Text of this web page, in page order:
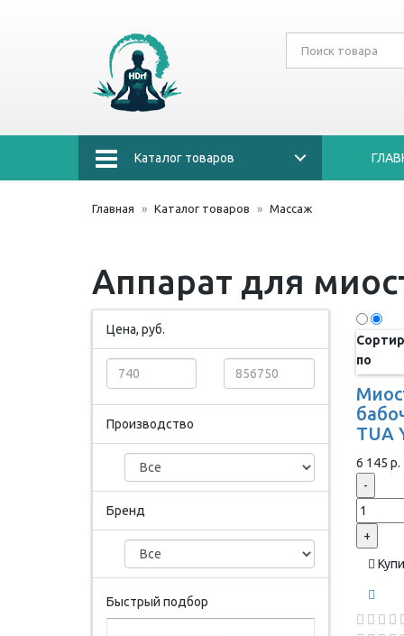
Каталог товаров
Главная Каталог товаров Массаж
Аппарат для
Цена, руб.
Производство
Бренд
Быстрый подбор
по
TUA
6 145 р.
-
+